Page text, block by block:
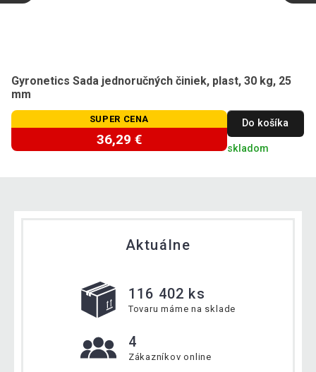
Gyronetics Sada jednoručných činiek, plast, 30 kg, 25
mm
SUPER CENA
36,29 €
Do košíka
skladom
Aktuálne
116 402 ks
Tovaru máme na sklade
4
Zákazníkov online